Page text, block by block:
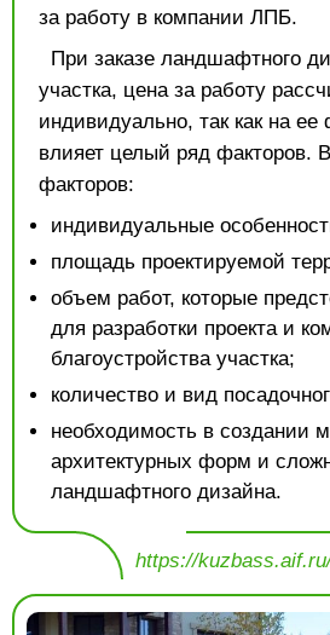
за работу в компании ЛПБ.
При заказе ландшафтного
участка, цена за работу
индивидуально, так как на
влияет целый ряд факторов.
факторов:
индивидуальные
площадь проектируемой
объем работ, которые
для разработки проекта и
благоустройства участка;
количество и вид
необходимость в создании
архитектурных форм и
ландшафтного дизайна.
https://